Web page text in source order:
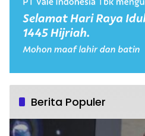
Berita Populer